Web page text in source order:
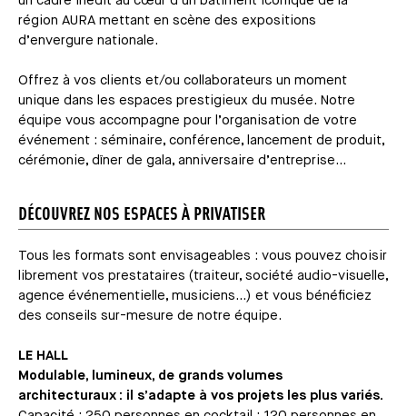
région AURA mettant en scène des expositions
d’envergure nationale.
Offrez à vos clients et/ou collaborateurs un moment
unique dans les espaces prestigieux du musée. Notre
équipe vous accompagne pour l’organisation de votre
événement : séminaire, conférence, lancement de produit,
cérémonie, dîner de gala, anniversaire d’entreprise…
DÉCOUVREZ NOS ESPACES À PRIVATISER
Tous les formats sont envisageables : vous pouvez choisir
librement vos prestataires (traiteur, société audio-visuelle,
agence événementielle, musiciens...) et vous bénéficiez
des conseils sur-mesure de notre équipe.
LE HALL
Modulable, lumineux, de grands volumes
architecturaux : il s’adapte à vos projets les plus variés.